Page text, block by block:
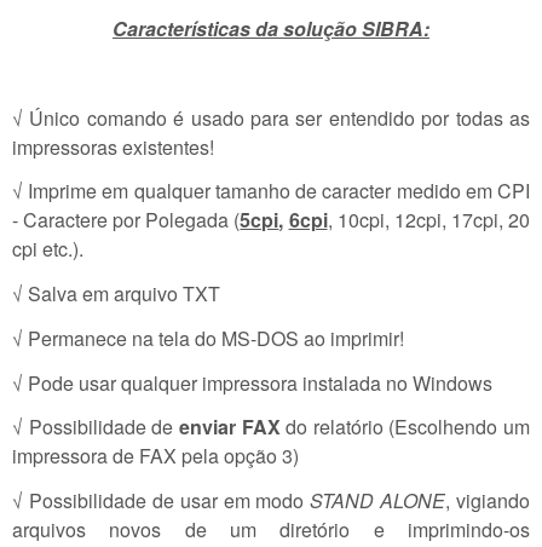
Característicasda solução SIBRA:
√ Único comando é usado para ser entendido por todas as
impressoras existentes!
√ Imprime em qualquer tamanho de caracter medido em CPI
- Caractere por Polegada (5cpi, 6cpi, 10cpi, 12cpi, 17cpi, 20
cpi etc.).
√ Salva em arquivo TXT
√ Permanece na tela do MS-DOS ao imprimir!
√ Pode usar qualquer impressora instalada no Windows
√ Possibilidade de enviar FAXdo relatório (Escolhendo um
impressora de FAX pela opção 3)
√ Possibilidade de usar em modoSTAND ALONE, vigiando
arquivos novos de um diretório e imprimindo-os